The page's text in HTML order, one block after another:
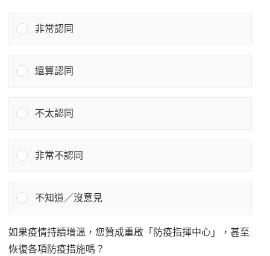
非常認同
還算認同
不太認同
非常不認同
不知道／沒意見
如果疫情持續增溫，您贊成重啟「防疫指揮中心」，甚至
恢復各項防疫措施嗎？